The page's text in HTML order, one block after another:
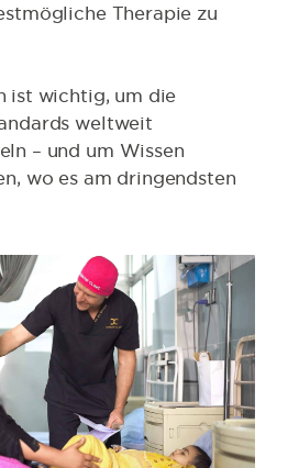
Therapie zu
ist wichtig, um die
weltweit
– und um Wissen
wo es am dringendsten